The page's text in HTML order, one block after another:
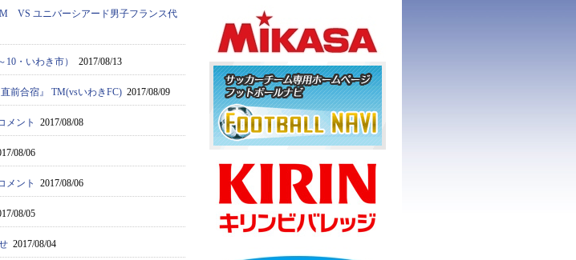
VS ユニバーシアード男子フランス代
・いわき市） 2017/08/13
前合宿』 TM(vsいわきFC) 2017/08/09
メント 2017/08/08
08/06
メント 2017/08/06
08/05
2017/08/04